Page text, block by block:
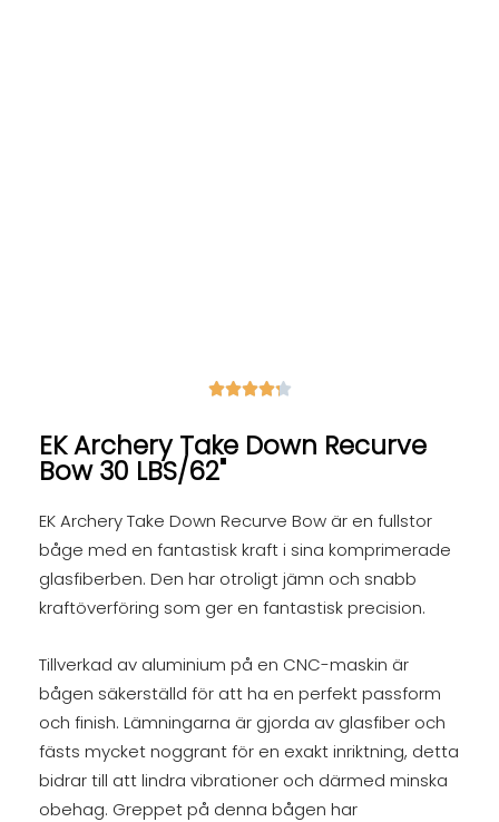

EK Archery Take Down Recurve
Bow 30 LBS/62"
EK Archery Take Down Recurve Bow är en fullstor
båge med en fantastisk kraft i sina komprimerade
glasfiberben. Den har otroligt jämn och snabb
kraftöverföring som ger en fantastisk precision.
Tillverkad av aluminium på en CNC-maskin är
bågen säkerställd för att ha en perfekt passform
och finish. Lämningarna är gjorda av glasfiber och
fästs mycket noggrant för en exakt inriktning, detta
bidrar till att lindra vibrationer och därmed minska
obehag. Greppet på denna bågen har